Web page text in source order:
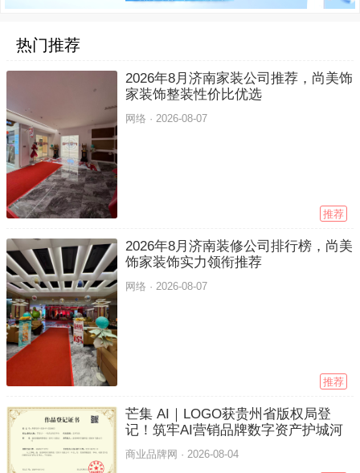
热门推荐
2026年8月济南家装公司推荐，尚美饰
家装饰整装性价比优选
网络 · 2026-08-07
推荐
2026年8月济南装修公司排行榜，尚美
饰家装饰实力领衔推荐
网络 · 2026-08-07
推荐
芒集 AI｜LOGO获贵州省版权局登
记！筑牢AI营销品牌数字资产护城河
商业品牌网 ·2026-08-04